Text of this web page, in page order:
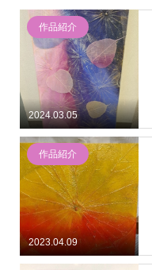
作品紹介
2024.03.05
作品紹介
2023.04.09